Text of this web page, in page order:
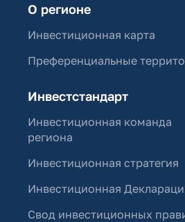
О регионе
Инвестиционная карта
Преференциальные
Инвестстандарт
Инвестиционная команда
региона
Инвестиционная стратегия
Инвестиционная
Свод инвестиционных